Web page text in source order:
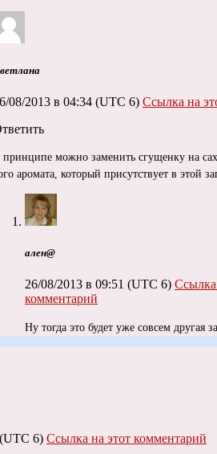
08/2013 в 04:34 (UTC 6) Ссылка на
можно заменить сгущенку на
аромата, который присутствует в этой
ален@
26/08/2013 в 09:51 (UTC 6) Ссылка
комментарий
Ну тогда это будет уже совсем другая
(UTC 6) Ссылка на этот комментарий